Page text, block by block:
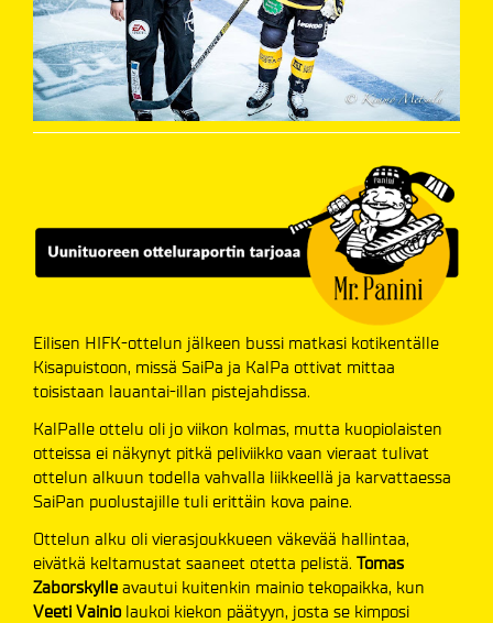
Eilisen HIFK-ottelun jälkeen bussi matkasi kotikentälle
Kisapuistoon, missä SaiPa ja KalPa ottivat mittaa
toisistaan lauantai-illan pistejahdissa.
KalPalle ottelu oli jo viikon kolmas, mutta kuopiolaisten
otteissa ei näkynyt pitkä peliviikko vaan vieraat tulivat
ottelun alkuun todella vahvalla liikkeellä ja karvattaessa
SaiPan puolustajille tuli erittäin kova paine.
Ottelun alku oli vierasjoukkueen väkevää hallintaa,
eivätkä keltamustat saaneet otetta pelistä. Tomas
Zaborskylle avautui kuitenkin mainio tekopaikka, kun
Veeti Vainio laukoi kiekon päätyyn, josta se kimposi